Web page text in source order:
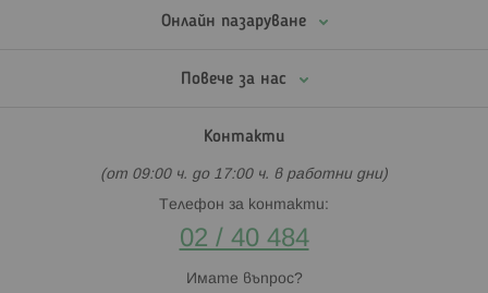
Онлайн пазаруване
Повече за нас
Контакти
(от 09:00 ч. до 17:00 ч. в работни дни)
Телефон за контакти:
02 / 40 484
Имате въпрос?